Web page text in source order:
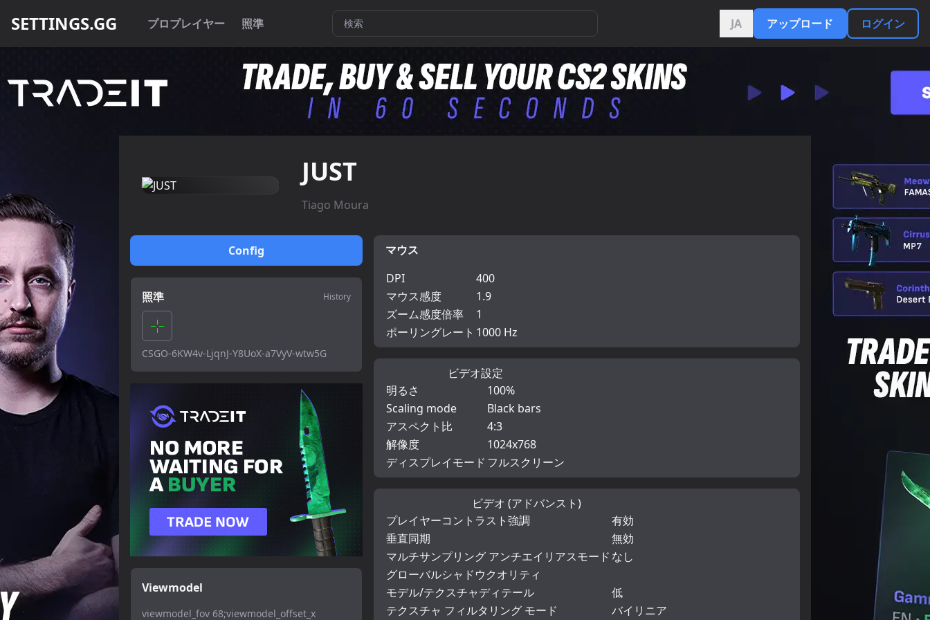
SETTINGS.GG プロプレイヤー 照準 JA アップロード ログイン
JUST
Tiago Moura
Config
照準 History
CSGO-6KW4v-LjqnJ-Y8UoX-a7VyV-wtw5G
Viewmodel
viewmodel_fov 68;viewmodel_offset_x
マウス
DPI
400
マウス感度
1.9
ズーム感度倍率
1
ポーリングレート 1000 Hz
ビデオ設定
明るさ
100%
Scaling mode
Black bars
アスペクト比
4:3
解像度
1024x768
ディスプレイモード フルスクリーン
ビデオ (アドバンスト)
プレイヤーコントラスト強調
有効
垂直同期
無効
マルチサンプリング アンチエイリアスモード なし
グローバルシャドウクオリティ
モデル/テクスチャディテール
低
テクスチャ フィルタリング モード
バイリニア